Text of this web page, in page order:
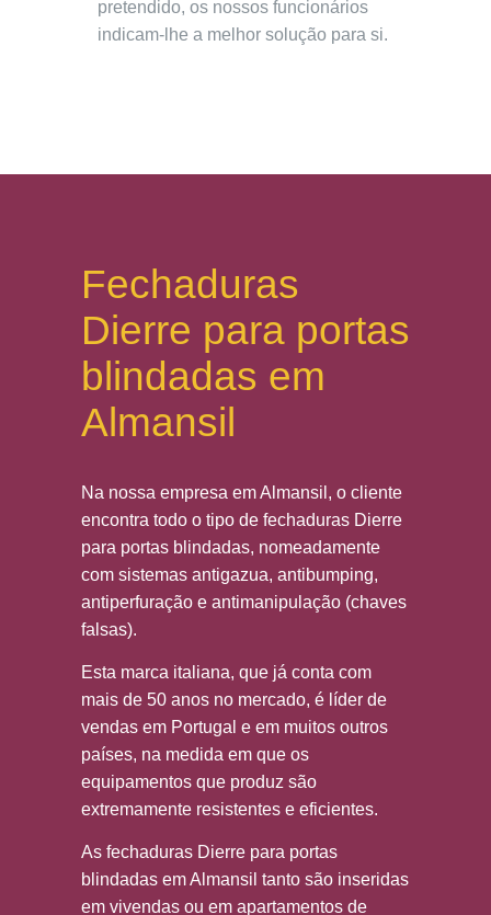
pretendido, os nossos funcionários
indicam-lhe a melhor solução para si.
Fechaduras
Dierre para portas
blindadas em
Almansil
Na nossa empresa em Almansil, o cliente
encontra todo o tipo de fechaduras Dierre
para portas blindadas, nomeadamente
com sistemas antigazua, antibumping,
antiperfuração e antimanipulação (chaves
falsas).
Esta marca italiana, que já conta com
mais de 50 anos no mercado, é líder de
vendas em Portugal e em muitos outros
países, na medida em que os
equipamentos que produz são
extremamente resistentes e eficientes.
As fechaduras Dierre para portas
blindadas em Almansil tanto são inseridas
em vivendas ou em apartamentos de